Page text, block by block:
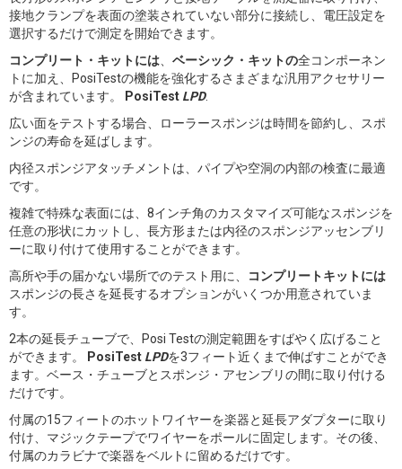
接地クランプを表面の塗装されていない部分に接続し、電圧設定を
選択するだけで測定を開始できます。
コンプリート・キットには
ベーシック・キットの全コンポーネン
トに加え、PosiTestの機能を強化するさまざまな汎用アクセサリー
が含まれています。 PosiTest LPD.
広い面をテストする場合、ローラースポンジは時間を節約し、スポ
ンジの寿命を延ばします。
内径スポンジアタッチメントは、パイプや空洞の内部の検査に最適
です。
複雑で特殊な表面には、8インチ角のカスタマイズ可能なスポンジを
任意の形状にカットし、長方形または内径のスポンジアッセンブリ
ーに取り付けて使用することができます。
高所や手の届かない場所でのテスト用に、
コンプリートキットには
スポンジの長さを延長するオプションがいくつか用意されていま
す。
2本の延長チューブで、Posi Testの測定範囲をすばやく広げること
ができます。 PosiTest LPDを3フィート近くまで伸ばすことができ
ます。ベース・チューブとスポンジ・アセンブリの間に取り付ける
だけです。
付属の15フィートのホットワイヤーを楽器と延長アダプターに取り
付け、マジックテープでワイヤーをポールに固定します。その後、
付属のカラビナで楽器をベルトに留めるだけです。